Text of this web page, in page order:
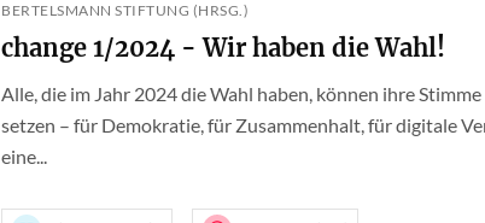
BERTELSMANN STIFTUNG (HRSG.)
change 1/2024 - Wir haben die Wahl!
Alle, die im Jahr 2024 die Wahl haben, können ihre
setzen – für Demokratie, für Zusammenhalt, für digitale
eine...